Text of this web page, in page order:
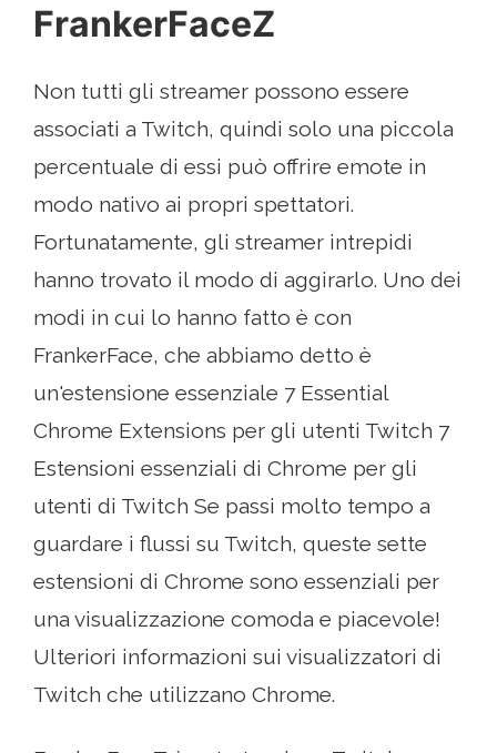
FrankerFaceZ
Non tutti gli streamer possono essere
associati a Twitch, quindi solo una piccola
percentuale di essi può offrire emote in
modo nativo ai propri spettatori.
Fortunatamente, gli streamer intrepidi
hanno trovato il modo di aggirarlo. Uno dei
modi in cui lo hanno fatto è con
FrankerFace, che abbiamo detto è
un'estensione essenziale 7 Essential
Chrome Extensions per gli utenti Twitch 7
Estensioni essenziali di Chrome per gli
utenti di Twitch Se passi molto tempo a
guardare i flussi su Twitch, queste sette
estensioni di Chrome sono essenziali per
una visualizzazione comoda e piacevole!
Ulteriori informazioni sui visualizzatori di
Twitch che utilizzano Chrome.